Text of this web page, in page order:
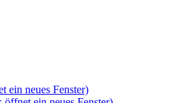
ein neues Fenster)